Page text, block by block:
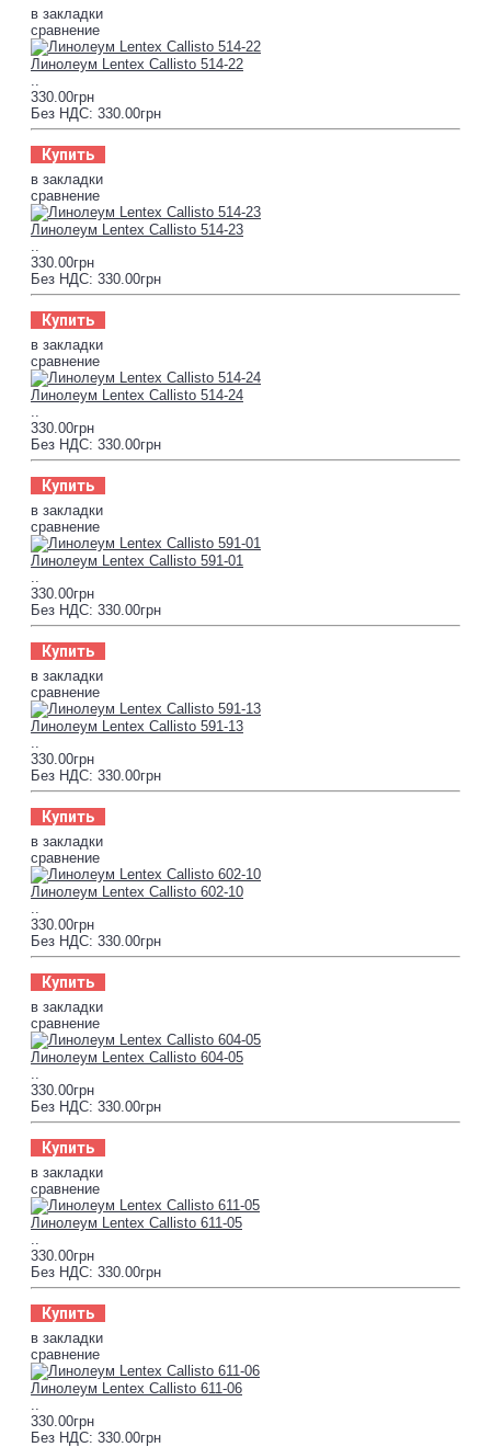
в закладки
сравнение
Линолеум Lentex Callisto 514-22
330.00грн
Без НДС: 330.00грн
Купить
в закладки
сравнение
Линолеум Lentex Callisto 514-23
330.00грн
Без НДС: 330.00грн
Купить
в закладки
сравнение
Линолеум Lentex Callisto 514-24
330.00грн
Без НДС: 330.00грн
Купить
в закладки
сравнение
Линолеум Lentex Callisto 591-01
330.00грн
Без НДС: 330.00грн
Купить
в закладки
сравнение
Линолеум Lentex Callisto 591-13
330.00грн
Без НДС: 330.00грн
Купить
в закладки
сравнение
Линолеум Lentex Callisto 602-10
330.00грн
Без НДС: 330.00грн
Купить
в закладки
сравнение
Линолеум Lentex Callisto 604-05
330.00грн
Без НДС: 330.00грн
Купить
в закладки
сравнение
Линолеум Lentex Callisto 611-05
330.00грн
Без НДС: 330.00грн
Купить
в закладки
сравнение
Линолеум Lentex Callisto 611-06
330.00грн
Без НДС: 330.00грн